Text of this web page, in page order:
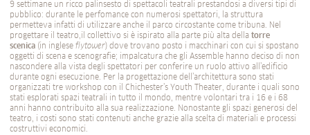
9 settimane un ricco palinsesto di spettacoli teatrali prestandosi a diversi tipi di
pubblico: durante le perfomance con numerosi spettatori, la struttura
permetteva infatti di utilizzare anche il parco circostante come tribuna. Nel
progettare il teatro,il collettivo si è ispirato alla parte più alta della torre
scenica (in inglese flytower) dove trovano posto i macchinari con cui si spostano
oggetti di scena e scenografie; impalcatura che gli Assemble hanno deciso di non
nascondere alla vista degli spettatori per conferire un ruolo attivo all’edificio
durante ogni esecuzione. Per la progettazione dell’architettura sono stati
organizzati tre workshop con il Chichester’s Youth Theater, durante i quali sono
stati esplorati spazi teatrali in tutto il mondo, mentre volontari tra i 16 e i 68
anni hanno contribuito alla sua realizzazione. Nonostante gli spazi generosi del
teatro, i costi sono stati contenuti anche grazie alla scelta di materiali e processi
costruttivi economici.